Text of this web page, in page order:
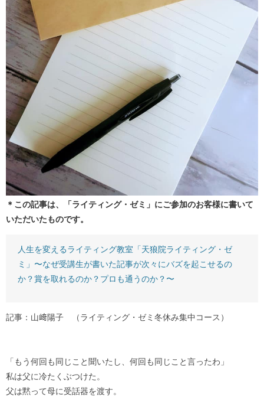
＊この記事は、「ライティング・ゼミ」にご参加のお客様に書いて
いただいたものです。
人生を変えるライティング教室「天狼院ライティング・ゼ
ミ」〜なぜ受講生が書いた記事が次々にバズを起こせるの
か？賞を取れるのか？プロも通うのか？〜
記事：山﨑陽子 （ライティング・ゼミ冬休み集中コース）
「もう何回も同じこと聞いたし、何回も同じこと言ったわ」
私は父に冷たくぶつけた。
父は黙って母に受話器を渡す。